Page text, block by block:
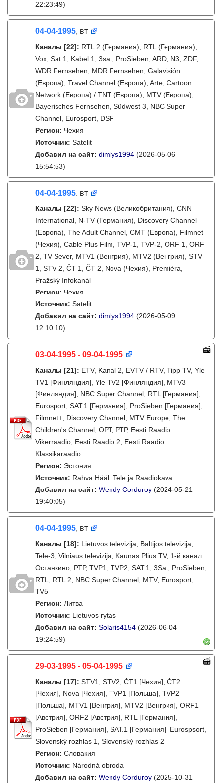
22:23:49)
04-04-1995, вт
Каналы [22]: RTL 2 (Германия), RTL (Германия),
Vox, Sat.1, Kabel 1, 3sat, ProSieben, ARD, N3, ZDF,
WDR Fernsehen, MDR Fernsehen, Galavisión
(Европа), Travel Channel (Европа), Arte, Cartoon
Network (Европа) / TNT (Европа), MTV (Европа),
Bayerisches Fernsehen, Südwest 3, NBC Super
Channel, Eurosport, DSF
Регион: Чехия
Источник: Satelit
Добавил на сайт: dimlys1994 (2026-05-06
15:54:53)
04-04-1995, вт
Каналы [22]: Sky News (Великобритания), CNN
International, N-TV (Германия), Discovery Channel
(Европа), The Adult Channel, CMT (Европа), Filmnet
(Чехия), Cable Plus Film, TVP-1, TVP-2, ORF 1, ORF
2, TV Sever, MTV1 (Венгрия), MTV2 (Венгрия), STV
1, STV 2, ČT 1, ČT 2, Nova (Чехия), Premiéra,
Pražský Infokanál
Регион: Чехия
Источник: Satelit
Добавил на сайт: dimlys1994 (2026-05-09
12:10:10)
03-04-1995 - 09-04-1995
Каналы [21]: ETV, Kanal 2, EVTV / RTV, Tipp TV, Yle
TV1 [Финляндия], Yle TV2 [Финляндия], MTV3
[Финляндия], NBC Super Channel, RTL [Германия],
Eurosport, SAT.1 [Германия], ProSieben [Германия],
Filmnet+, Discovery Channel, MTV Europe, The
Children's Channel, ОРТ, РТР, Eesti Raadio
Vikerraadio, Eesti Raadio 2, Eesti Raadio
Klassikaraadio
Регион: Эстония
Источник: Rahva Hääl. Tele ja Raadiokava
Добавил на сайт: Wendy Corduroy (2024-05-21
19:40:05)
04-04-1995, вт
Каналы [18]: Lietuvos televizija, Baltijos televizija,
Tele-3, Vilniaus televizija, Kaunas Plius TV, 1-й канал
Останкино, РТР, TVP1, TVP2, SAT.1, 3Sat, ProSieben,
RTL, RTL 2, NBC Super Channel, MTV, Eurosport,
TV5
Регион: Литва
Источник: Lietuvos rytas
Добавил на сайт: Solaris4154 (2026-06-04
19:24:59)
29-03-1995 - 05-04-1995
Каналы [17]: STV1, STV2, ČT1 [Чехия], ČT2
[Чехия], Nova [Чехия], TVP1 [Польша], TVP2
[Польша], MTV1 [Венгрия], MTV2 [Венгрия], ORF1
[Австрия], ORF2 [Австрия], RTL [Германия],
ProSieben [Германия], SAT.1 [Германия], Eurospsort,
Slovenský rozhlas 1, Slovenský rozhlas 2
Регион: Словакия
Источник: Národná obroda
Добавил на сайт: Wendy Corduroy (2025-10-31